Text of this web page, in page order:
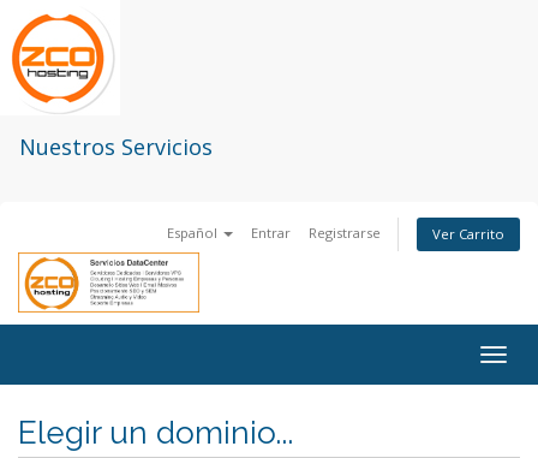
Nuestros Servicios
Español Entrar Registrarse Ver Carrito
Elegir un dominio...